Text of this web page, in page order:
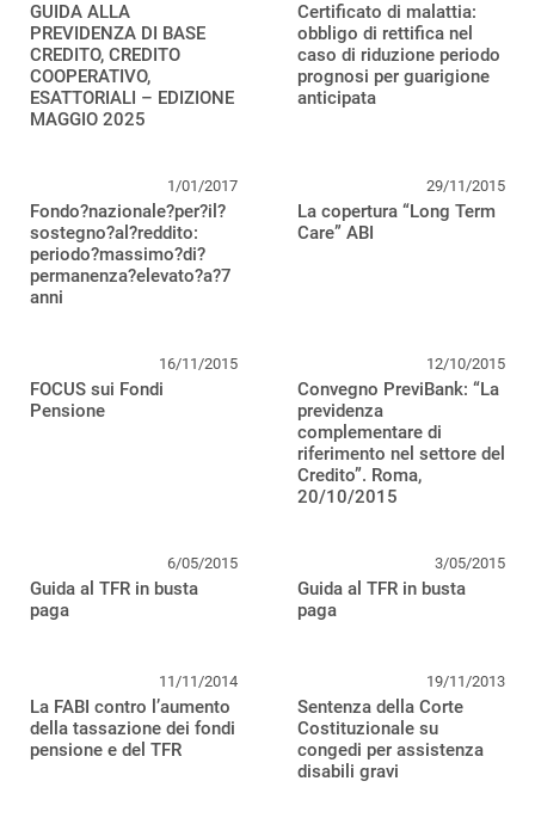
GUIDA ALLA
PREVIDENZA DI BASE
CREDITO, CREDITO
COOPERATIVO,
ESATTORIALI – EDIZIONE
MAGGIO 2025
Certificato di malattia:
obbligo di rettifica nel
caso di riduzione periodo
prognosi per guarigione
anticipata
1/01/2017
Fondo?nazionale?per?il?
sostegno?al?reddito:
periodo?massimo?di?
permanenza?elevato?a?7
anni
29/11/2015
La copertura “Long Term
Care” ABI
16/11/2015
FOCUS sui Fondi
Pensione
12/10/2015
Convegno PreviBank: “La
previdenza
complementare di
riferimento nel settore del
Credito”. Roma,
20/10/2015
6/05/2015
Guida al TFR in busta
paga
3/05/2015
Guida al TFR in busta
paga
11/11/2014
La FABI contro l’aumento
della tassazione dei fondi
pensione e del TFR
19/11/2013
Sentenza della Corte
Costituzionale su
congedi per assistenza
disabili gravi